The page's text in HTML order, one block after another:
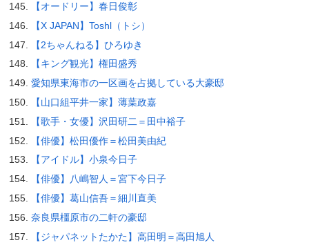
【オードリー】春日俊彰
【X JAPAN】Toshl（トシ）
【2ちゃんねる】ひろゆき
【キング観光】権田盛秀
愛知県東海市の一区画を占拠している大豪邸
【山口組平井一家】薄葉政嘉
【歌手・女優】沢田研二＝田中裕子
【俳優】松田優作＝松田美由紀
【アイドル】小泉今日子
【俳優】八嶋智人＝宮下今日子
【俳優】葛山信吾＝細川直美
奈良県橿原市の二軒の豪邸
【ジャパネットたかた】高田明＝高田旭人